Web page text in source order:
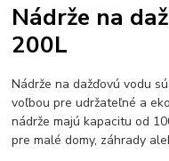
Nádrže na
200L
Nádrže na dažďovú vodu
voľbou pre udržateľné a
nádrže majú kapacitu od
pre malé domy, záhrady